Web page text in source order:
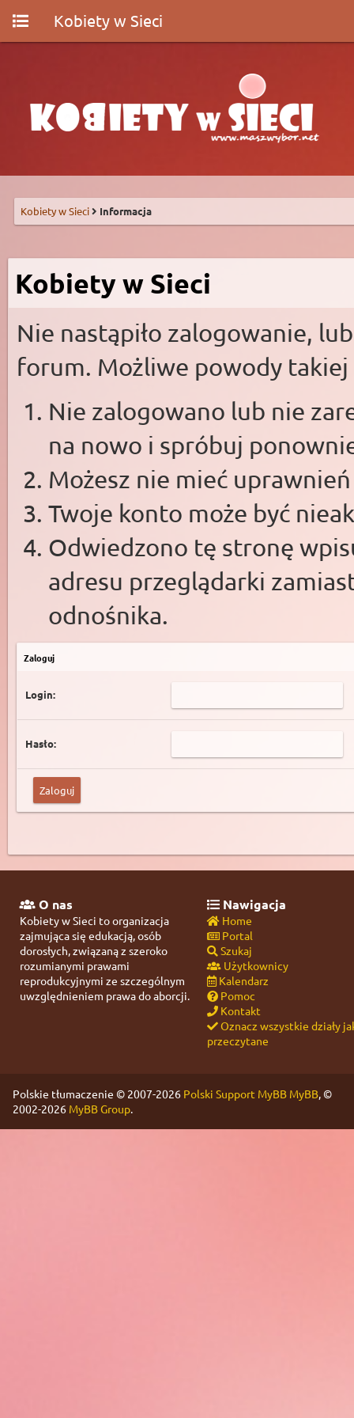
Kobiety w Sieci
Kobiety w Sieci Informacja
Kobiety w Sieci
Nie nastąpiło zalogowanie,
forum. Możliwe powody takiej
Nie zalogowano lub nie
na nowo i spróbuj
Możesz nie mieć
Twoje konto może być
Odwiedzono tę stronę
adresu przeglądarki
odnośnika.
Zaloguj
Login:
Hasło:
O nas
Kobiety w Sieci to organizacja
zajmująca się edukacją, osób
dorosłych, związaną z szeroko
rozumianymi prawami
reprodukcyjnymi ze szczególnym
uwzględnieniem prawa do aborcji.
Nawigacja
Home
Portal
Szukaj
Użytkownicy
Kalendarz
Pomoc
Kontakt
Oznacz wszystkie działy
przeczytane
Polskie tłumaczenie © 2007-2026 Polski Support MyBB MyBB, ©
2002-2026 MyBB Group.